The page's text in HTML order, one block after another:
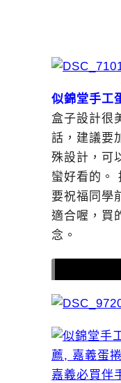
似錦堂手工
盒子設計很
話，建議要
殊設計，可
蠻好看的。
要祝福同學
適合喔，買
念。